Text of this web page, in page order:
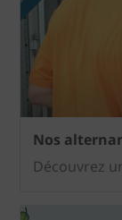
Nos
Découvrez